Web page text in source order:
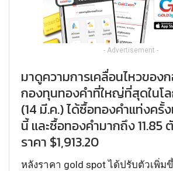
- Advertisement -
มาดูความการเคลื่อนไหวของ
กองทุนทองคำที่ใหญ่ที่สุดในโ
(14 มี.ค.) ได้ซื้อทองคำแท่งครั้
นี้ และซื้อทองคำมากถึง 11.85
ราคา $1,913.20
หลังราคา gold spot ได้ปรับตัวเพิ่